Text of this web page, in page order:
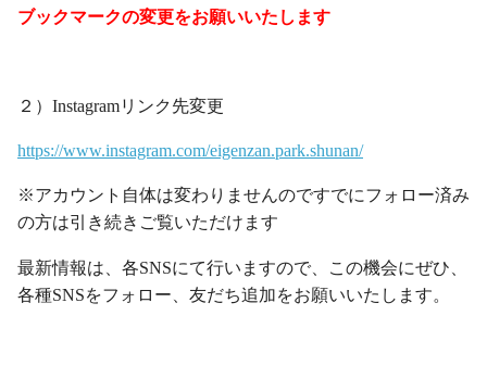
ブックマークの変更をお願いいたします
２）Instagramリンク先変更
https://www.instagram.com/eigenzan.park.shunan/
※アカウント自体は変わりませんのですでにフォロー済み
の方は引き続きご覧いただけます
最新情報は、各SNSにて行いますので、この機会にぜひ、
各種SNSをフォロー、友だち追加をお願いいたします。